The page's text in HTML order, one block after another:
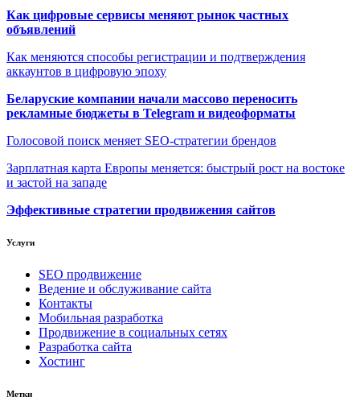
Как цифровые сервисы меняют рынок частных
объявлений
Как меняются способы регистрации и подтверждения
аккаунтов в цифровую эпоху
Беларуские компании начали массово переносить
рекламные бюджеты в Telegram и видеоформаты
Голосовой поиск меняет SEO-стратегии брендов
Зарплатная карта Европы меняется: быстрый рост на востоке
и застой на западе
Эффективные стратегии продвижения сайтов
Услуги
SEO продвижение
Ведение и обслуживание сайта
Контакты
Мобильная разработка
Продвижение в социальных сетях
Разработка сайта
Хостинг
Метки